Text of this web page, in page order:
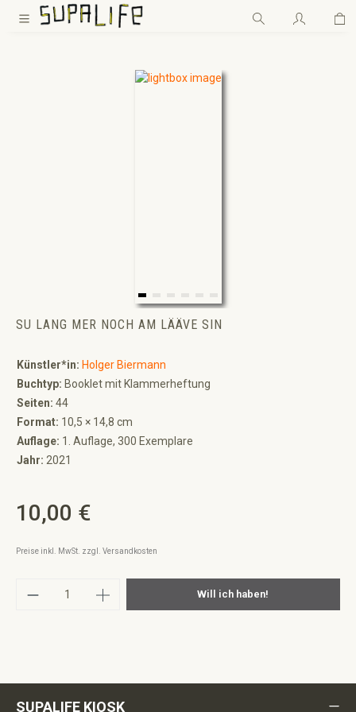
Zum Hauptinhalt springen
SU LANG MER NOCH AM LÄÄVE SIN
Künstler*in: Holger Biermann
Buchtyp: Booklet mit Klammerheftung
Seiten: 44
Format: 10,5 × 14,8 cm
Auflage: 1. Auflage, 300 Exemplare
Jahr: 2021
Regulärer Preis:
10,00 €
Preise inkl. MwSt. zzgl. Versandkosten
Produkt Anzahl: Gib den gewünschten
Will ich haben!
SUPALIFE KIOSK